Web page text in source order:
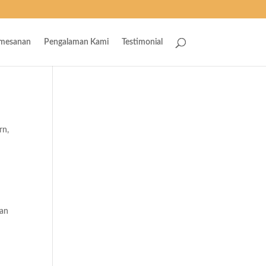
Pengalaman Kami Testimonial
,